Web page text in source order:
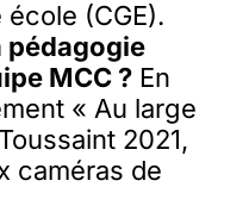
(CGE).
pédagogie
MCC ?En
« Au large
2021,
caméras de